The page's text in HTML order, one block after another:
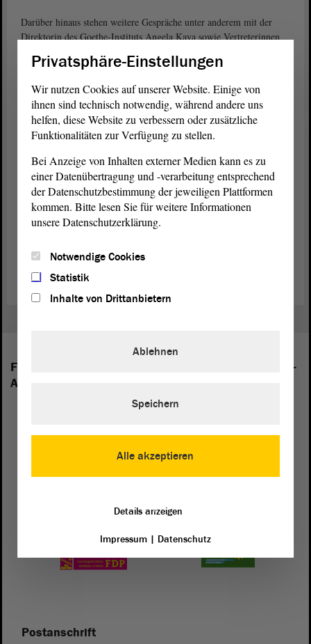
Darüber hinaus stehen weitere Gespräche unter anderem mit der
Direktorin des Goethe-Instituts Angela Kaya sowie Vertreterinnen
Internationalen Organisation für Migration (IOM) der Vereinten
Teilnehmerinnen und Teilnehmer
An der Reise des Ausschusses für Inneres und Sport des Landtages
von Sachsen-Anhalt werden der Ausschussvorsitzende Matthias
Büttner (AfD) und die Abgeordneten Siegfried Borgwardt (CDU),
Kerstin Godenrath (CDU), Angela Gorr (CDU), Tobias Krull
(CDU), Chris Schulenburg (CDU), Thomas Korell (AfD), Matthias
Lieschke (AfD), Andreas Henke (DIE LINKE), Holger Hövelmann
(SPD), Guido Kosmehl (FDP) und Sebastian Striegel (BÜNDNIS
90/DIE GRÜNEN) teilnehmen. Des Weiteren hat sich der
Sachsen-Anhalt, Dr. Tamara Zieschang (CDU), angeschlossen.
Folgende Fraktionen sind im Landtag von Sachsen-
Anhalt vertreten:
Postanschrift
Privatsphäre-Einstellungen
Wir nutzen Cookies auf unserer Website. Einige von
ihnen sind technisch notwendig, während andere uns
helfen, diese Website zu verbessern oder zusätzliche
Funktionalitäten zur Verfügung zu stellen.
Bei Anzeige von Inhalten externer Medien kann es zu
einer Datenübertragung und -verarbeitung entsprechend
der Datenschutzbestimmung der jeweiligen Plattformen
kommen. Bitte lesen Sie für weitere Informationen
unsere Datenschutzerklärung.
Notwendige Cookies
Statistik
Inhalte von Drittanbietern
Alle akzeptieren
Ablehnen
Speichern
Details anzeigen
Impressum| Datenschutz